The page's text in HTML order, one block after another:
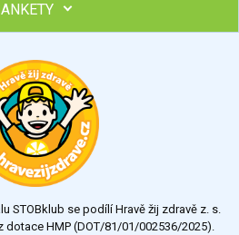
a skupiny v kurzech STOBu
Najděte si odborníka STOBu ve
ANKETY
Všechny ankety
STOBklub se podílí Hravě žij zdravě z. s.
dotace HMP (DOT/81/01/002536/2025).